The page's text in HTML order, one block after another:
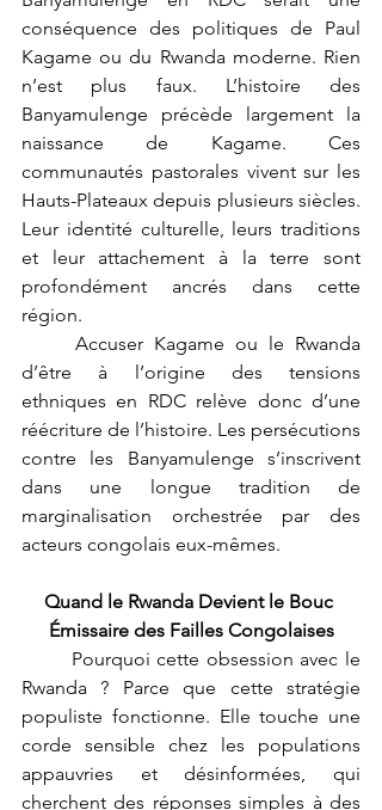
conséquence des politiques de Paul
Kagame ou du Rwanda moderne. Rien
n’est plus faux. L’histoire des
Banyamulenge précède largement la
naissance de Kagame. Ces
communautés pastorales vivent sur les
Hauts-Plateaux depuis plusieurs siècles.
Leur identité culturelle, leurs traditions
et leur attachement à la terre sont
profondément ancrés dans cette
région.
d’être à l’origine des tensions
ethniques en RDC relève donc d’une
réécriture de l’histoire. Les persécutions
contre les Banyamulenge s’inscrivent
dans une longue tradition de
marginalisation orchestrée par des
acteurs congolais eux-mêmes.
Quand le Rwanda Devient le Bouc
Émissaire des Failles Congolaises
Rwanda ? Parce que cette stratégie
populiste fonctionne. Elle touche une
corde sensible chez les populations
appauvries et désinformées, qui
cherchent des réponses simples à des